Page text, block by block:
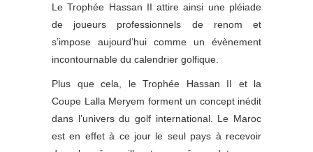
Le Trophée Hassan II attire ainsi une pléiade
de joueurs professionnels de renom et
s’impose aujourd’hui comme un évènement
incontournable du calendrier golfique.
Plus que cela, le Trophée Hassan II et la
Coupe Lalla Meryem forment un concept inédit
dans l’univers du golf international. Le Maroc
est en effet à ce jour le seul pays à recevoir